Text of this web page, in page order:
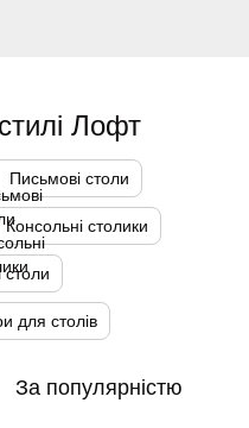
Лофт
Письмові столи
Консольні столики
столи
для столів
За популярністю